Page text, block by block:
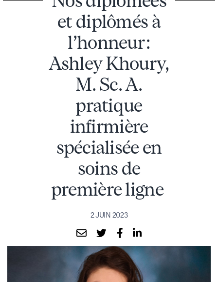
et diplômés à
l’honneur :
Ashley Khoury,
M. Sc. A.
pratique
infirmière
spécialisée en
soins de
première ligne
2 JUIN 2023